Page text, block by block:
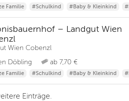
Familie #Schulkind #Baby & Kleinkind
– Landgut Wien
Wien Cobenzl
Döbling
ab 7,70 €
Familie #Schulkind #Baby & Kleinkind
Einträge.